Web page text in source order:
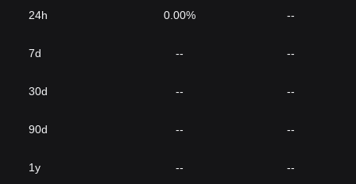
24h 0.00% --
7d -- --
30d -- --
90d -- --
1y -- --